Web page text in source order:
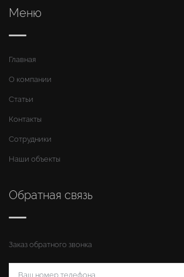
Меню
Главная
О компании
Статьи
Контакты
Сотрудники
Наши объекты
Обратная связь
Заказ обратного звонка